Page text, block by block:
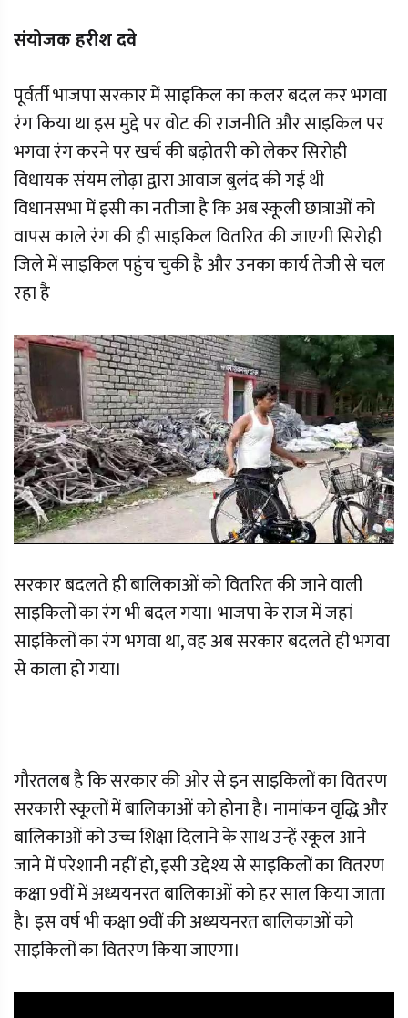
संयोजक हरीश दवे
पूर्वर्ती भाजपा सरकार में साइकिल का कलर बदल कर भगवा
रंग किया था इस मुद्दे पर वोट की राजनीति और साइकिल पर
भगवा रंग करने पर खर्च की बढ़ोतरी को लेकर सिरोही
विधायक संयम लोढ़ा द्वारा आवाज बुलंद की गई थी
विधानसभा में इसी का नतीजा है कि अब स्कूली छात्राओं को
वापस काले रंग की ही साइकिल वितरित की जाएगी सिरोही
जिले में साइकिल पहुंच चुकी है और उनका कार्य तेजी से चल
रहा है
सरकार बदलते ही बालिकाओं को वितरित की जाने वाली
साइकिलों का रंग भी बदल गया। भाजपा के राज में जहां
साइकिलों का रंग भगवा था, वह अब सरकार बदलते ही भगवा
से काला हो गया।
गौरतलब है कि सरकार की ओर से इन साइकिलों का वितरण
सरकारी स्कूलों में बालिकाओं को होना है। नामांकन वृद्धि और
बालिकाओं को उच्च शिक्षा दिलाने के साथ उन्हें स्कूल आने
जाने में परेशानी नहीं हो, इसी उद्देश्य से साइकिलों का वितरण
कक्षा 9वीं में अध्ययनरत बालिकाओं को हर साल किया जाता
है। इस वर्ष भी कक्षा 9वीं की अध्ययनरत बालिकाओं को
साइकिलों का वितरण किया जाएगा।